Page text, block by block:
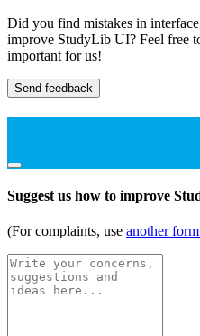
Did you find mistakes in
improve StudyLib UI? Feel free
important for us!
Send feedback
Suggest us how to improve
(For complaints, use another form